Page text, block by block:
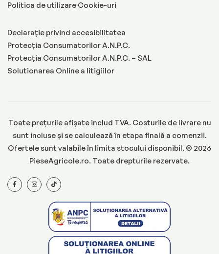
Politica de utilizare Cookie-uri
Declarație privind accesibilitatea
Protecția Consumatorilor A.N.P.C.
Protecția Consumatorilor A.N.P.C. – SAL
Solutionarea Online a litigiilor
Toate prețurile afișate includ TVA. Costurile de livrare nu
sunt incluse și se calculează în etapa finală a comenzii.
Ofertele sunt valabile în limita stocului disponibil. © 2026
PieseAgricole.ro. Toate drepturile rezervate.